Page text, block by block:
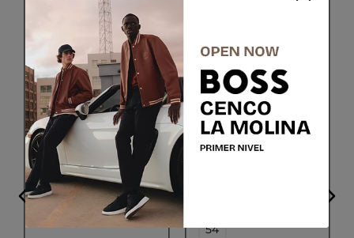
BOSS
Casaca repelente al
agua con guateado
GEOX
M LEITAN MID JKT
54